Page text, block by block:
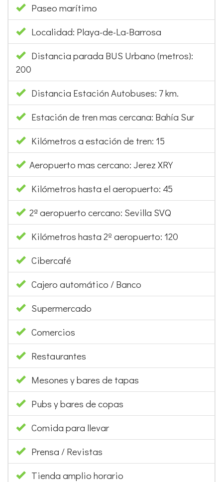
Paseo marítimo
Localidad: Playa-de-La-Barrosa
Distancia parada BUS Urbano (metros):
200
Distancia Estación Autobuses: 7 km.
Estación de tren mas cercana: Bahía Sur
Kilómetros a estación de tren: 15
Aeropuerto mas cercano: Jerez XRY
Kilómetros hasta el aeropuerto: 45
2ª aeropuerto cercano: Sevilla SVQ
Kilómetros hasta 2º aeropuerto: 120
Cibercafé
Cajero automático / Banco
Supermercado
Comercios
Restaurantes
Mesones y bares de tapas
Pubs y bares de copas
Comida para llevar
Prensa / Revistas
Tienda amplio horario